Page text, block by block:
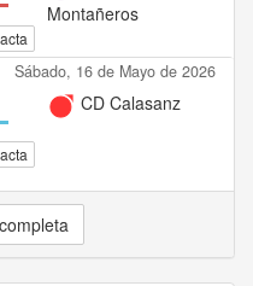
Montañeros
Sábado, 16 de Mayo de 2026
CD Calasanz